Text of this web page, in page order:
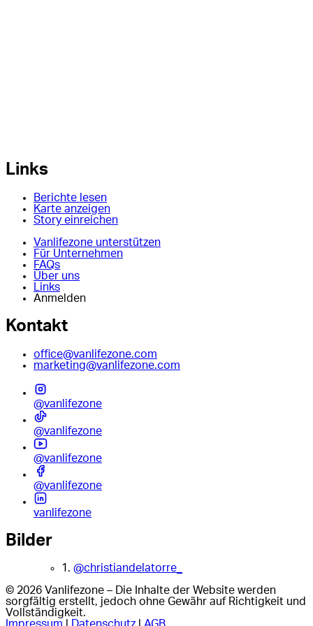
Links
Berichte lesen
Karte anzeigen
Story einreichen
Vanlifezone unterstützen
Für Unternehmen
FAQs
Über uns
Links
Anmelden
Kontakt
office@vanlifezone.com
marketing@vanlifezone.com
@vanlifezone
@vanlifezone
@vanlifezone
@vanlifezone
vanlifezone
Bilder
1. @christiandelatorre_
© 2026 Vanlifezone – Die Inhalte der Website werden
sorgfältig erstellt, jedoch ohne Gewähr auf Richtigkeit und
Vollständigkeit.